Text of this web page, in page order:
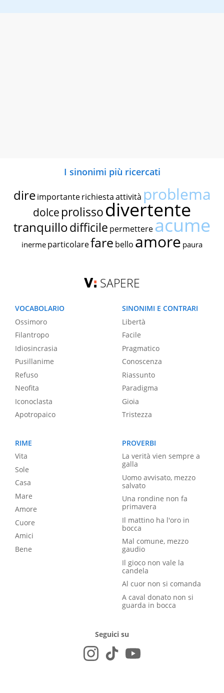
I sinonimi più ricercati
dire importante richiestaattività problema
dolce prolissodivertente
tranquillodifficile permettereacume
inerme particolarefare bello amore paura
SAPERE
VOCABOLARIO
Ossimoro
Filantropo
Idiosincrasia
Pusillanime
Refuso
Neofita
Iconoclasta
Apotropaico
SINONIMI E CONTRARI
Libertà
Facile
Pragmatico
Conoscenza
Riassunto
Paradigma
Gioia
Tristezza
RIME
Vita
Sole
Casa
Mare
Amore
Cuore
Amici
Bene
PROVERBI
La verità vien sempre a
galla
Uomo avvisato, mezzo
salvato
Una rondine non fa
primavera
Il mattino ha l'oro in
bocca
Mal comune, mezzo
gaudio
Il gioco non vale la
candela
Al cuor non si comanda
A caval donato non si
guarda in bocca
Seguici su